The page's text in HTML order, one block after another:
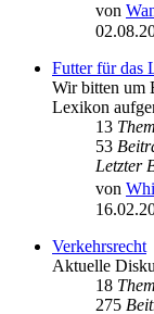
von
Futter für das
Wir bitten um
Lexikon
13
53
Letzter
von
Verkehrsrecht
Aktuelle
18
275